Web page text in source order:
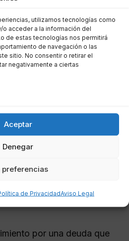
utilizamos tecnologías como
o acceder a la información del
de estas tecnologías nos permitirá
de navegación o las
sitio. No consentir o retirar el
negativamente a ciertas
Aceptar
Denegar
preferencias
de PrivacidadAviso Legal
de 7 de julio:Aclara
personales derivadas
prescriben a los 5
vencimiento de la
de 20 de enero:
el plazo para reclamar una
desde el primer impago,
cuota.
tomar un
ha
por una deuda que